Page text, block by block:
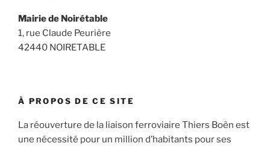
Mairie de Noirétable
1, rue Claude Peurière
42440 NOIRETABLE
À PROPOS DE CE SITE
La réouverture de la liaison ferroviaire Thiers Boën est
une nécessité pour un million d’habitants pour ses